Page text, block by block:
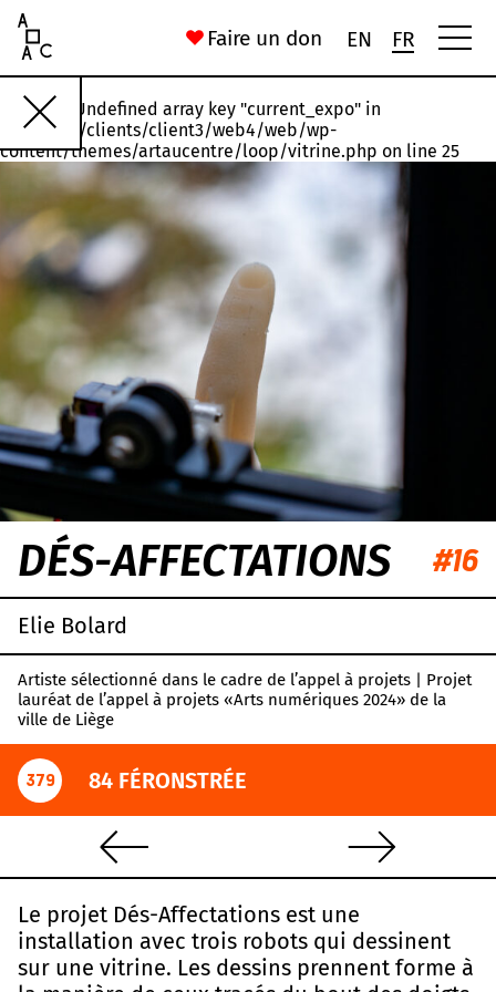
Art Au Centre
Faire un don EN FR
Rawette#18 #17 #16 #15
Installation, États n°1 et n°3
Joelle Jakubiak
56 Rue Saint-Gilles
Chronoxyles. (Néologisme) Morceau d’arbre mort ou
Ida Ferrand
16 Rue du Palais
Leaflet| OpenStreetMap,CC-BY-SA , Imagery © Mapbox
Warning
: Undefined array key "current_expo" in
/var/www/clients/client3/web4/web/wp-
content/themes/artaucentre/loop/vitrine.php on line 25
DÉS-AFFECTATIONS #16
Elie Bolard
Artiste sélectionné dans le cadre de l’appel à projets | Projet
lauréat de l’appel à projets «Arts numériques 2024» de la
ville de Liège
379 84 FÉRONSTRÉE
Le projet Dés-Affectations est une
installation avec trois robots qui dessinent
sur une vitrine. Les dessins prennent forme à